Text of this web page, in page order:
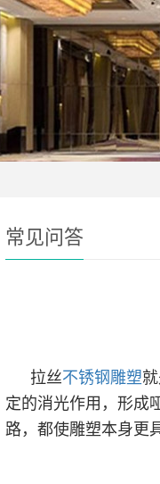
常见问答
拉丝不锈钢雕塑
定的消光作用，形成
路，都使雕塑本身更